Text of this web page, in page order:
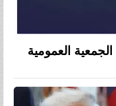
العمومية